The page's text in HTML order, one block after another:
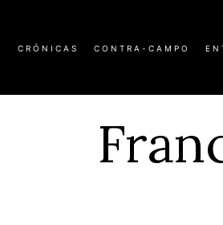
CRÓNICAS CONTRA-CAMPO